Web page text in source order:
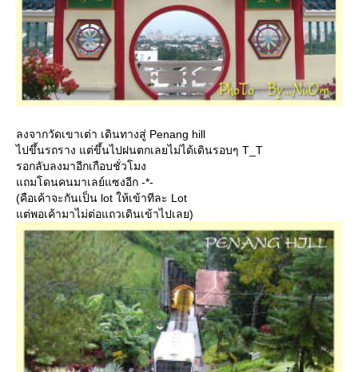
ลงจากวัดเขาเต่า เดินทางสู่ Penang hill
ไปขึ้นรถราง แต่ขึ้นไปฝนตกเลยไม่ได้เดินรอบๆ T_T
รอกลับลงมาอีกเกือบชั่วโมง
ถมโดนคนมาเลย์แซงอีก -*-
(คือเค้าจะกันเป็น lot ให้เข้าทีละ Lot
ต่พอเค้ามาไม่ต่อแถวเดินเข้าไปเลย)